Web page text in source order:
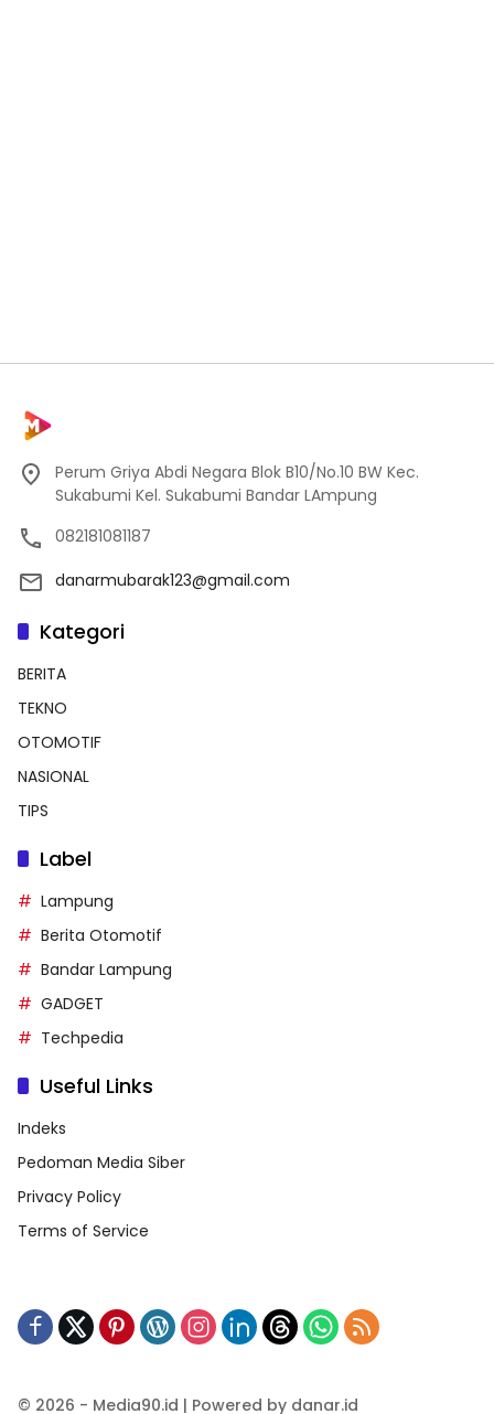
Perum Griya Abdi Negara Blok B10/No.10 BW Kec.
Sukabumi Kel. Sukabumi Bandar LAmpung
082181081187
danarmubarak123@gmail.com
Kategori
BERITA
TEKNO
OTOMOTIF
NASIONAL
TIPS
Label
Lampung
Berita Otomotif
Bandar Lampung
GADGET
Techpedia
Useful Links
Indeks
Pedoman Media Siber
Privacy Policy
Terms of Service
© 2026 - Media90.id | Powered by danar.id